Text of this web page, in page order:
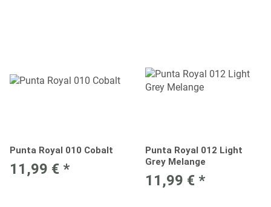
Punta Royal 010 Cobalt
11,99 € *
Punta Royal 012 Light
Grey Melange
11,99 € *